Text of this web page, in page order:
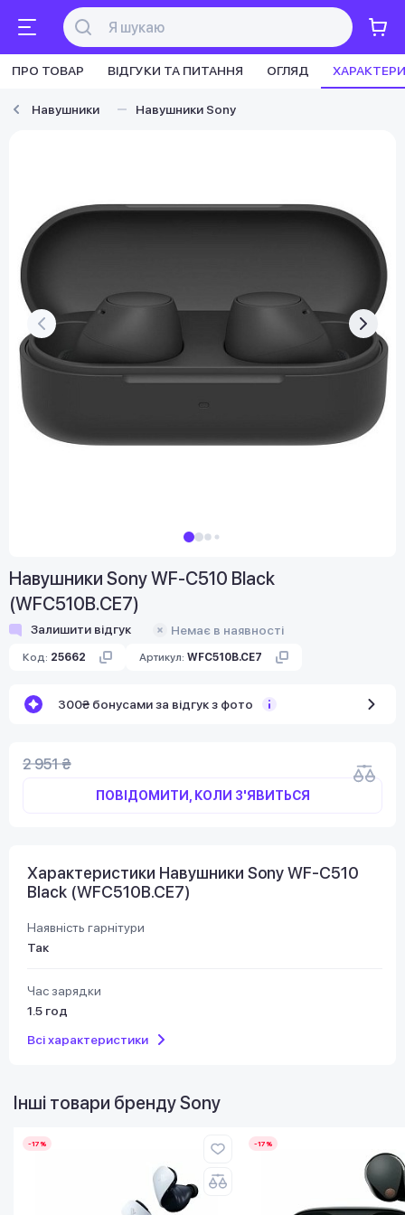
ПРО ТОВАР ВІДГУКИ ТА ПИТАННЯ ОГЛЯД
Навушники Навушники Sony
Навушники Sony WF-C510 Black
(WFC510B.CE7)
Залишити відгук Немає в наявності
Код: 25662 Артикул: WFC510B.CE7
300₴ бонусами за відгук з фото
2 951 ₴
ПОВІДОМИТИ, КОЛИ З'ЯВИТЬСЯ
Характеристики Навушники Sony WF-C510
Black (WFC510B.CE7)
Наявність гарнітури
Так
Час зарядки
1.5 год
Всі характеристики
Інші товари брендуSony
-17% -17%